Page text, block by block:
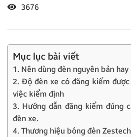
3676
Mục lục bài viết
1. Nên dùng đèn nguyên bản hay
2. Độ đèn xe có đăng kiểm
việc kiểm định
3. Hướng dẫn đăng kiểm đúng
đèn xe.
4. Thương hiệu bóng đèn